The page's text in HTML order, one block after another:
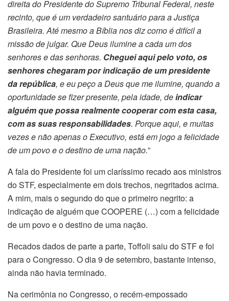
direita do Presidente do Supremo Tribunal Federal, neste
recinto, que é um verdadeiro santuário para a Justiça
Brasileira. Até mesmo a Bíblia nos diz como é difícil a
missão de julgar. Que Deus ilumine a cada um dos
senhores e das senhoras. Cheguei aqui pelo voto, os
senhores chegaram por indicação de um presidente
da república, e eu peço a Deus que me ilumine, quando a
oportunidade se fizer presente, pela idade, deindicar
alguém que possa realmente cooperar com esta casa,
com as suas responsabilidades. Porque aqui, e muitas
vezes e não apenas o Executivo, está em jogo a felicidade
de um povo e o destino de uma nação.”
A fala do Presidente foi um claríssimo recado aos ministros
do STF, especialmente em dois trechos, negritados acima.
A mim, mais o segundo do que o primeiro negrito: a
indicação de alguém que COOPERE (…) com a felicidade
de um povo e o destino de uma nação.
Recados dados de parte a parte, Toffoli saiu do STF e foi
para o Congresso. O dia 9 de setembro, bastante intenso,
ainda não havia terminado.
Na cerimônia no Congresso, o recém-empossado